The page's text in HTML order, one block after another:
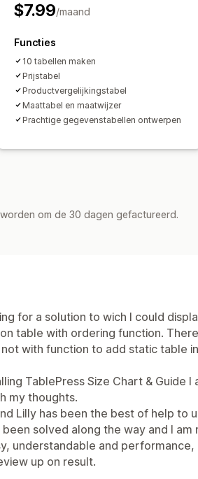
$7.99/maand
Functies
10 tabellen maken
Prijstabel
Productvergelijkingstabel
Maattabel en maatwijzer
Prachtige gegevenstabellen ontwerpen
om de 30 dagen gefactureerd.
for a solution to wich I could
table with ordering function.
with function to add static table
TablePress Size Chart & Guide
my thoughts.
Lilly has been the best of help to
been solved along the way and I
understandable and performance,
up on result.